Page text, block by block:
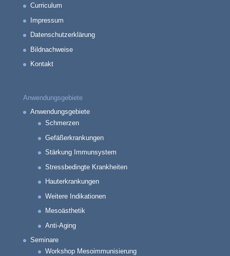
Curriculum
Impressum
Datenschutzerklärung
Bildnachweise
Kontakt
Anwendungsgebiete
Anwendungsgebiete
Schmerzen
Gefäßerkrankungen
Stärkung Immunsystem
Stressbedingte Krankheiten
Hauterkrankungen
Weitere Indikationen
Mesoästhetik
Anti-Aging
Seminare
Workshop Mesoimmunisierung